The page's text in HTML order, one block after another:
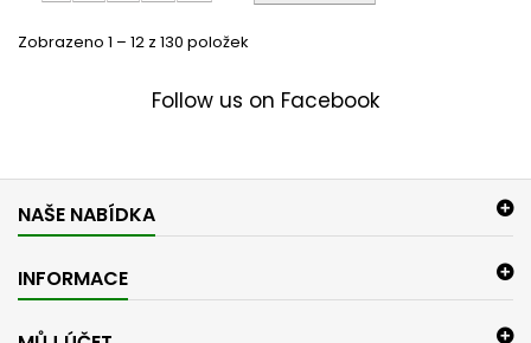
Zobrazeno 1 – 12 z 130 položek
Follow us on Facebook
NAŠE NABÍDKA
INFORMACE